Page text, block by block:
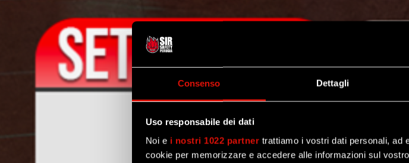
Consenso Dettagli
Uso responsabile dei dati
Noi e i nostri 1022 partner trattiamo i vostri dati personali, ad
cookie per memorizzare e accedere alle informazioni sul